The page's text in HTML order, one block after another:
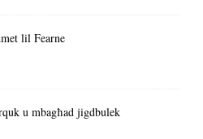
lil Fearne
u mbagħad jigdbulek